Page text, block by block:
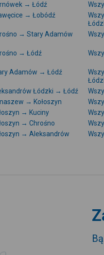
→ Łódź
→ Łobódź
→ Stary Adamów
→ Łódź
Adamów → Łódź
Łódzki → Łódź
→ Kołoszyn
→ Kuciny
→ Chrośno
→ Aleksandrów